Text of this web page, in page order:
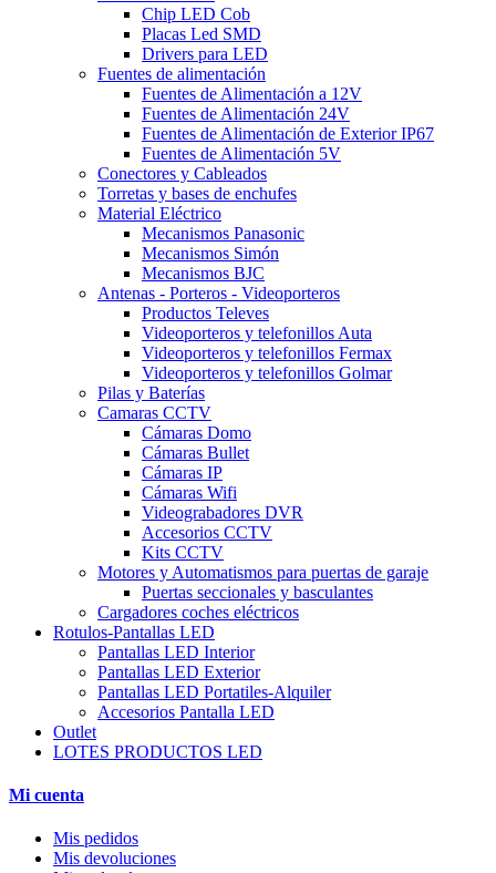
Chip LED Cob
Placas Led SMD
Drivers para LED
Fuentes de alimentación
Fuentes de Alimentación a 12V
Fuentes de Alimentación 24V
Fuentes de Alimentación de Exterior IP67
Fuentes de Alimentación 5V
Conectores y Cableados
Torretas y bases de enchufes
Material Eléctrico
Mecanismos Panasonic
Mecanismos Simón
Mecanismos BJC
Antenas - Porteros - Videoporteros
Productos Televes
Videoporteros y telefonillos Auta
Videoporteros y telefonillos Fermax
Videoporteros y telefonillos Golmar
Pilas y Baterías
Camaras CCTV
Cámaras Domo
Cámaras Bullet
Cámaras IP
Cámaras Wifi
Videograbadores DVR
Accesorios CCTV
Kits CCTV
Motores y Automatismos para puertas de garaje
Puertas seccionales y basculantes
Cargadores coches eléctricos
Rotulos-Pantallas LED
Pantallas LED Interior
Pantallas LED Exterior
Pantallas LED Portatiles-Alquiler
Accesorios Pantalla LED
Outlet
LOTES PRODUCTOS LED
Mi cuenta
Mis pedidos
Mis devoluciones